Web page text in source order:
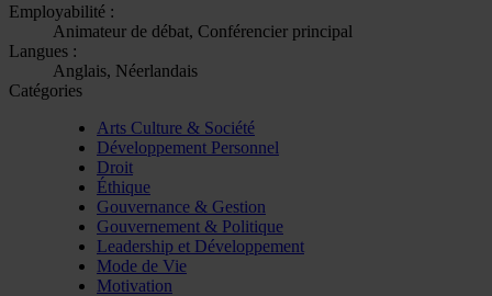
Employabilité :
Animateur de débat, Conférencier principal
Langues :
Anglais, Néerlandais
Catégories
Arts Culture & Société
Développement Personnel
Droit
Éthique
Gouvernance & Gestion
Gouvernement & Politique
Leadership et Développement
Mode de Vie
Motivation